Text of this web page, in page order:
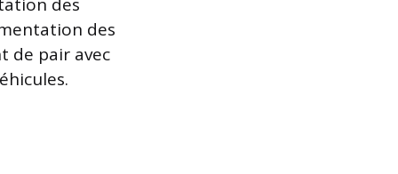
des
de pair avec